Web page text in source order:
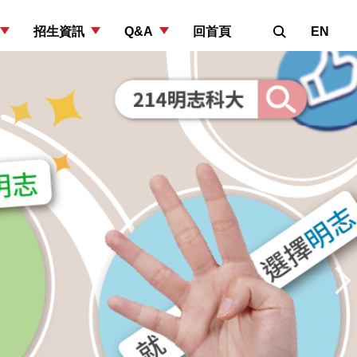
招生資訊 Q&A 回首頁 EN